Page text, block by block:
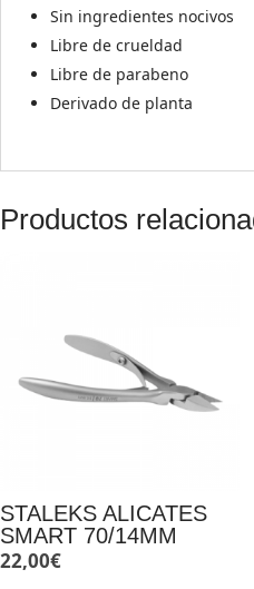
Sin ingredientes nocivos
Libre de crueldad
Libre de parabeno
Derivado de planta
Productos
STALEKS ALICATES
SMART 70/14MM
22,00€